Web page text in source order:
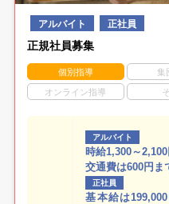
アルバイト 正社員
正規社員募集
個別指導 集
オンライン指導
アルバイト
時給1,300～2,100
交通費は600円ま
正社員
基本給は